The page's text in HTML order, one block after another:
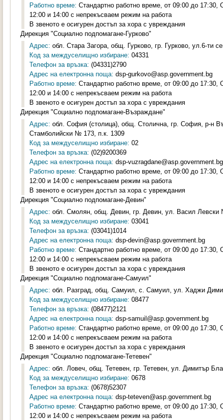
Работно време: Стандартно работно време, от 09:00 до
12:00 и 14:00 с непрекъсваем режим на работа
В звеното е осигурен достъп за хора с увреждания
Дирекция "Социално подпомагане-Гурково"
Адрес: обл. Стара Загора, общ. Гурково, гр. Гурково, ул.6-ти
Код за междуселищно избиране: 04331
Телефон за връзка: (04331)2790
Адрес на електронна поща: dsp-gurkovo@asp.government.bg
Работно време: Стандартно работно време, от 09:00 до
12:00 и 14:00 с непрекъсваем режим на работа
В звеното е осигурен достъп за хора с увреждания
Дирекция "Социално подпомагане-Възраждане"
Адрес: обл. София (столица), общ. Столична, гр. София, р-н
Стамболийски № 173, п.к. 1309
Код за междуселищно избиране: 02
Телефон за връзка: (02)9200369
Адрес на електронна поща: dsp-vuzragdane@asp.government.bg
Работно време: Стандартно работно време, от 09:00 до
12:00 и 14:00 с непрекъсваем режим на работа
В звеното е осигурен достъп за хора с увреждания
Дирекция "Социално подпомагане-Девин"
Адрес: обл. Смолян, общ. Девин, гр. Девин, ул. Васил Левски
Код за междуселищно избиране: 03041
Телефон за връзка: (03041)1014
Адрес на електронна поща: dsp-devin@asp.government.bg
Работно време: Стандартно работно време, от 09:00 до
12:00 и 14:00 с непрекъсваем режим на работа
В звеното е осигурен достъп за хора с увреждания
Дирекция "Социално подпомагане-Самуил"
Адрес: обл. Разград, общ. Самуил, с. Самуил, ул. Хаджи
Код за междуселищно избиране: 08477
Телефон за връзка: (08477)2121
Адрес на електронна поща: dsp-samuil@asp.government.bg
Работно време: Стандартно работно време, от 09:00 до
12:00 и 14:00 с непрекъсваем режим на работа
В звеното е осигурен достъп за хора с увреждания
Дирекция "Социално подпомагане-Тетевен"
Адрес: обл. Ловеч, общ. Тетевен, гр. Тетевен, ул. Димитър
Код за междуселищно избиране: 0678
Телефон за връзка: (0678)52307
Адрес на електронна поща: dsp-teteven@asp.government.bg
Работно време: Стандартно работно време, от 09:00 до
12:00 и 14:00 с непрекъсваем режим на работа